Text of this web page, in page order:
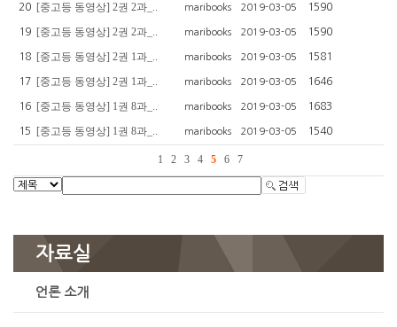
20 [중고등 동영상] 2권 2과_.. maribooks 2019-03-05 1590
19 [중고등 동영상] 2권 2과_.. maribooks 2019-03-05 1590
18 [중고등 동영상] 2권 1과_.. maribooks 2019-03-05 1581
17 [중고등 동영상] 2권 1과_.. maribooks 2019-03-05 1646
16 [중고등 동영상] 1권 8과_.. maribooks 2019-03-05 1683
15 [중고등 동영상] 1권 8과_.. maribooks 2019-03-05 1540
1 2 3 4 5 6 7
자료실
언론 소개